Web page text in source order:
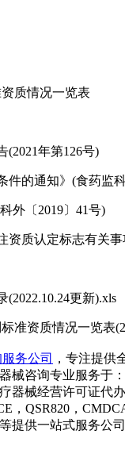
质情况一览表
年第126号)
的通知》(食药监科
外〔2019〕41号)
认定标志有关事
更新).xls
资质情况一览表
务公司
，专注提供
械咨询专业服务于：
械经营许可证代
，QSR820，
提供一站式服务公